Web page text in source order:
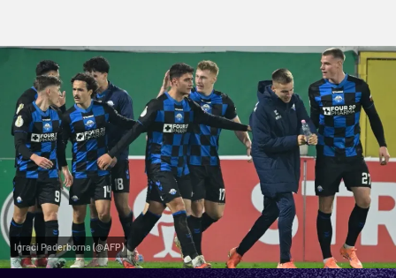
Igrači Paderborna (@AFP)